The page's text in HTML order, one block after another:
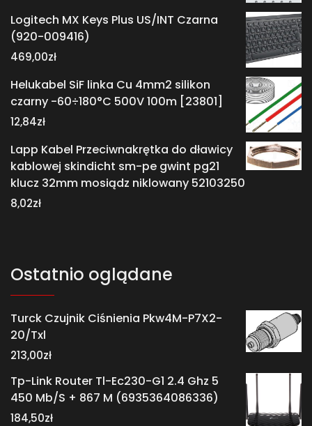
Logitech MX Keys Plus US/INT Czarna
(920-009416)
469,00zł
Helukabel SiF linka Cu 4mm2 silikon
czarny -60÷180°C 500V 100m [23801]
12,84zł
Lapp Kabel Przeciwnakrętka do dławicy
kablowej skindicht sm-pe gwint pg21
klucz 32mm mosiądz niklowany 52103250
8,02zł
Ostatnio oglądane
Turck Czujnik Ciśnienia Pkw4M-P7X2-
20/Txl
213,00zł
Tp-Link Router Tl-Ec230-G1 2.4 Ghz 5
450 Mb/S + 867 M (6935364086336)
184,50zł